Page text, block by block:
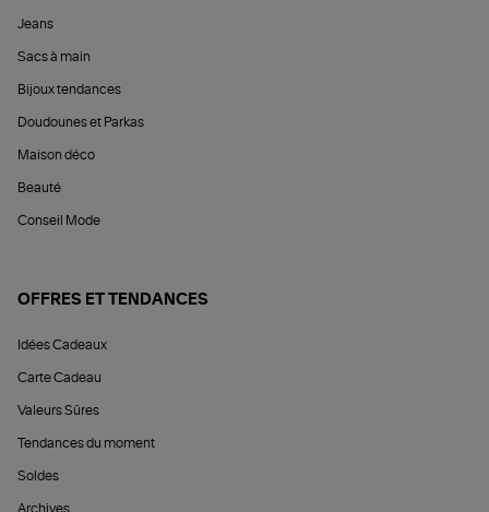
Jeans
Sacs à main
Bijoux tendances
Doudounes et Parkas
Maison déco
Beauté
Conseil Mode
OFFRES ET TENDANCES
Idées Cadeaux
Carte Cadeau
Valeurs Sûres
Tendances du moment
Soldes
Archives